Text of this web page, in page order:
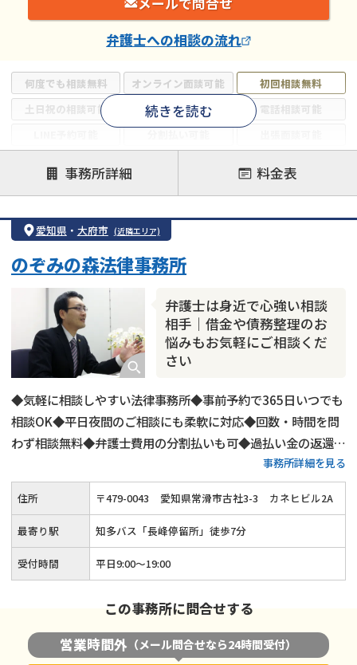
何度でも相談無料 オンライン面談可能
初回相談無料
土日祝の相談可能
19時以降電話可能
電話相談可能
借金返済相談・交渉
自己破産
任意整理
個人再生
時効援用
会社破産・法人破産
住宅ローン
カードローン
続きを読む
弁護士への相談の流れ
事務所詳細 料金表
愛知県 ・ 大府市 (近隣エリア)
弁護士は身近で心強い相談
相手｜借金や債務整理のお
悩みもお気軽にご相談くだ
さい
のぞみの森法律事務所
◆気軽に相談しやすい法律事務所◆事前予約で365日いつでも
相談OK◆平日夜間のご相談にも柔軟に対応◆回数・時間を問
わず相談無料◆弁護士費用の分割払いも可◆過払い金の返還請
事務所詳細を見る
住所 〒479-0043 愛知県常滑市古社3-3 カネヒビル2A
最寄り駅 知多バス「長峰停留所」徒歩7分
受付時間 平日9:00～19:00
この事務所に問合せする
営業時間外 （メール問合せなら24時間受付）